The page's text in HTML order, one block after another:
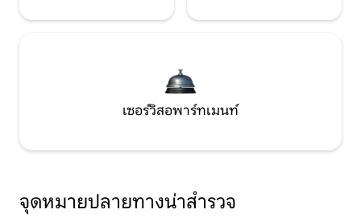
เซอร์วิสอพาร์ทเมนท์
จุดหมายปลายทางน่าสำรวจ